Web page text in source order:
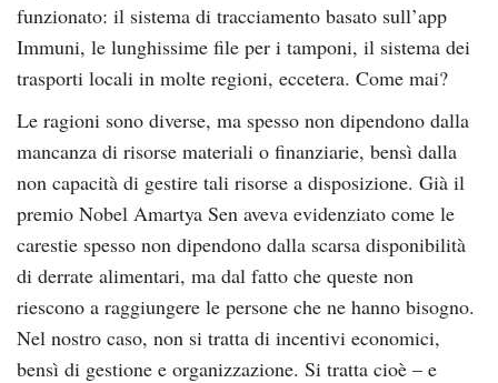
funzionato: il sistema di tracciamento basato sull’app
Immuni, le lunghissime file per i tamponi, il sistema dei
trasporti locali in molte regioni, eccetera. Come mai?
Le ragioni sono diverse, ma spesso non dipendono dalla
mancanza di risorse materiali o finanziarie, bensì dalla
non capacità di gestire tali risorse a disposizione. Già il
premio Nobel Amartya Sen aveva evidenziato come le
carestie spesso non dipendono dalla scarsa disponibilità
di derrate alimentari, ma dal fatto che queste non
riescono a raggiungere le persone che ne hanno bisogno.
Nel nostro caso, non si tratta di incentivi economici,
bensì di gestione e organizzazione. Si tratta cioè – e